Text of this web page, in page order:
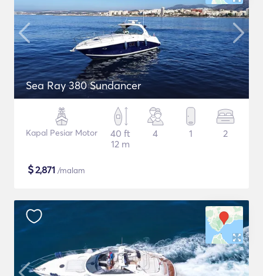
Sea Ray 380 Sundancer
Kapal Pesiar Motor
40 ft
12 m
4 1 2
$2,871 /malam